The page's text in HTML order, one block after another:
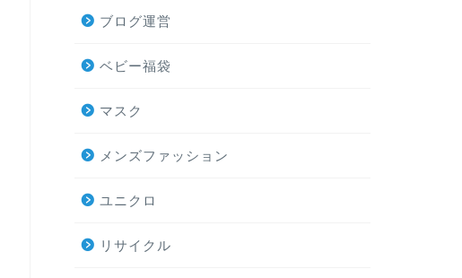
ブログ運営
ベビー福袋
マスク
メンズファッション
ユニクロ
リサイクル